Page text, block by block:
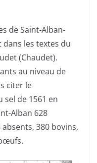
de Saint-Alban-
les textes du
(Chaudet).
au niveau de
citer le
sel de 1561 en
Alban 628
380 bovins,